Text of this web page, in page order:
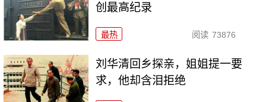
创最高纪录
最热 阅读 73876
刘华清回乡探亲，姐姐提一要
求，他却含泪拒绝